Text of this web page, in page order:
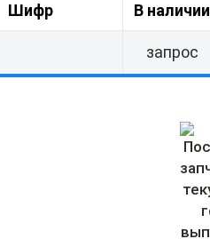
Шифр В наличии
запрос